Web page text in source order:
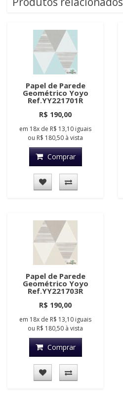
Papel de Parede
Geométrico Yoyo
Ref.YY221701R
R$ 190,00
em 18x de R$ 13,10 iguais
ou R$ 180,50 à vista
Comprar
Papel de Parede
Geométrico Yoyo
Ref.YY221703R
R$ 190,00
em 18x de R$ 13,10 iguais
ou R$ 180,50 à vista
Comprar